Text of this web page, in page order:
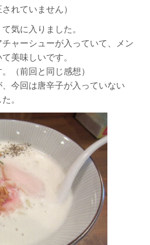
れていません）
気に入りました。
ャーシューが入っていて、メン
美味しいです。
（前回と同じ感想）
今回は唐辛子が入っていない
。